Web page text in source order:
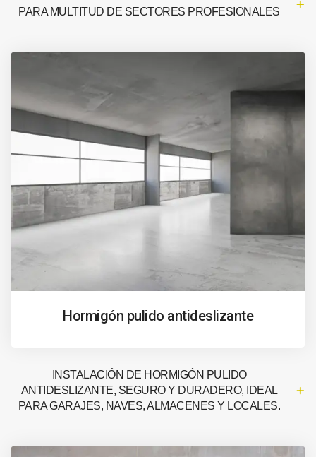
PARA MULTITUD DE SECTORES PROFESIONALES
Hormigón pulido antideslizante
INSTALACIÓN DE HORMIGÓN PULIDO
ANTIDESLIZANTE, SEGURO Y DURADERO, IDEAL
PARA GARAJES, NAVES, ALMACENES Y LOCALES.